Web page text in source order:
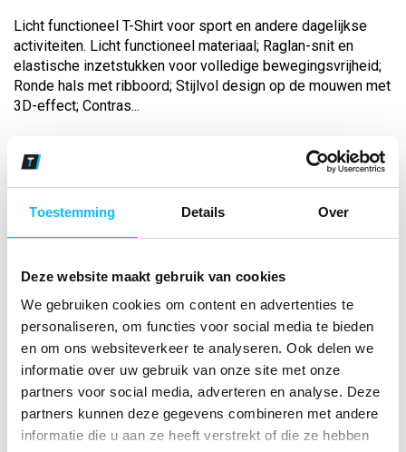
Toestemming Details Over
Deze website maakt gebruik van cookies
We gebruiken cookies om content en advertenties te
personaliseren, om functies voor social media te bieden
en om ons websiteverkeer te analyseren. Ook delen we
informatie over uw gebruik van onze site met onze
partners voor social media, adverteren en analyse. Deze
partners kunnen deze gegevens combineren met andere
informatie die u aan ze heeft verstrekt of die ze hebben
Licht functioneel T-Shirt voor sport en andere dagelijkse
activiteiten. Licht functioneel materiaal; Raglan-snit en
elastische inzetstukken voor volledige bewegingsvrijheid;
Ronde hals met ribboord; Stijlvol design op de mouwen met
3D-effect; Contras...
Bekijk andere kleuren
Aantal
Kies kleur/maat
€ 21,27 € 27,27 excl BTW